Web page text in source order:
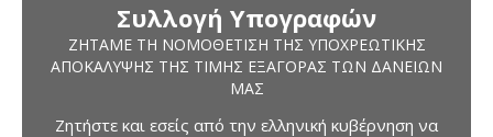
Συλλογή Υπογραφών
ΖΗΤΆΜΕ ΤΗ ΝΟΜΟΘΈΤΙΣΗ ΤΗΣ ΥΠΟΧΡΕΩΤΙΚΉΣ
ΑΠΟΚΆΛΥΨΗΣ ΤΗΣ ΤΙΜΉΣ ΕΞΑΓΟΡΆΣ ΤΩΝ ΔΑΝΕΊΩΝ
ΜΑΣ
Ζητήστε και εσείς από την ελληνική κυβέρνηση να